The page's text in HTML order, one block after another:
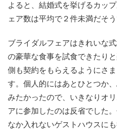
よると、結婚式を挙げるカッ
ェア数は平均で２件未満だそう
ブライダルフェアはきれいな
の豪華な食事を試食できたり
側も契約をもらえるようにさ
す。個人的にはあとひとつか
みたかったので、いきなりオ
アに参加したのは反省でした
なか入れないゲストハウスに